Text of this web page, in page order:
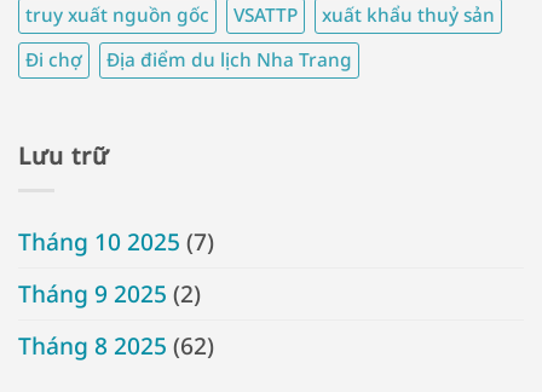
truy xuất nguồn gốc
VSATTP
xuất khẩu thuỷ sản
Đi chợ
Địa điểm du lịch Nha Trang
Lưu trữ
Tháng 10 2025 (7)
Tháng 9 2025 (2)
Tháng 8 2025 (62)